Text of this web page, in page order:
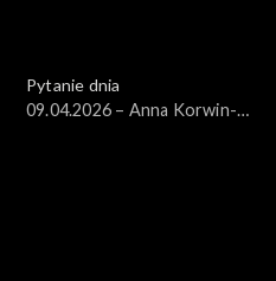
Pytanie dnia
09.04.2026 – Anna Korwin-